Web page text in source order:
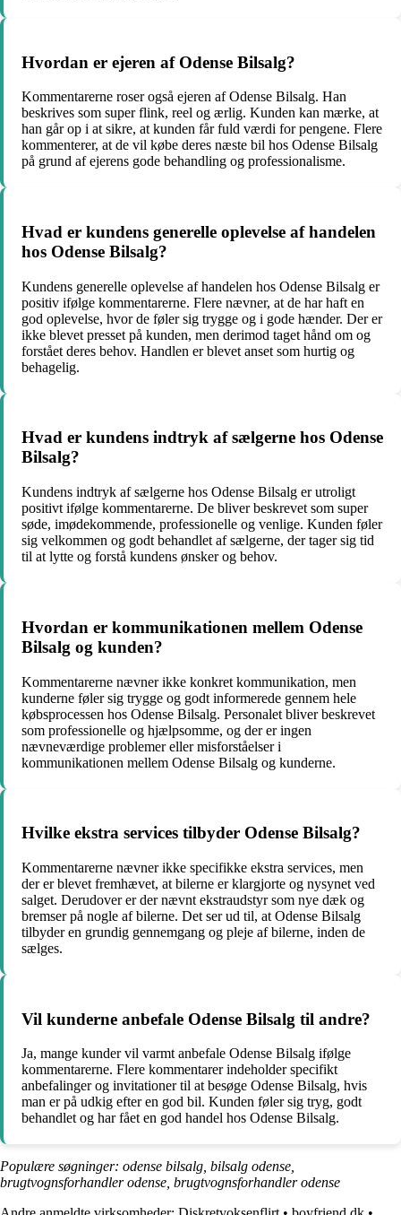
Hvordan er ejeren af Odense Bilsalg?
Kommentarerne roser også ejeren af Odense Bilsalg. Han
beskrives som super flink, reel og ærlig. Kunden kan mærke, at
han går op i at sikre, at kunden får fuld værdi for pengene. Flere
kommenterer, at de vil købe deres næste bil hos Odense Bilsalg
på grund af ejerens gode behandling og professionalisme.
Hvad er kundens generelle oplevelse af handelen
hos Odense Bilsalg?
Kundens generelle oplevelse af handelen hos Odense Bilsalg er
positiv ifølge kommentarerne. Flere nævner, at de har haft en
god oplevelse, hvor de føler sig trygge og i gode hænder. Der er
ikke blevet presset på kunden, men derimod taget hånd om og
forstået deres behov. Handlen er blevet anset som hurtig og
behagelig.
Hvad er kundens indtryk af sælgerne hos Odense
Bilsalg?
Kundens indtryk af sælgerne hos Odense Bilsalg er utroligt
positivt ifølge kommentarerne. De bliver beskrevet som super
søde, imødekommende, professionelle og venlige. Kunden føler
sig velkommen og godt behandlet af sælgerne, der tager sig tid
til at lytte og forstå kundens ønsker og behov.
Hvordan er kommunikationen mellem Odense
Bilsalg og kunden?
Kommentarerne nævner ikke konkret kommunikation, men
kunderne føler sig trygge og godt informerede gennem hele
købsprocessen hos Odense Bilsalg. Personalet bliver beskrevet
som professionelle og hjælpsomme, og der er ingen
nævneværdige problemer eller misforståelser i
kommunikationen mellem Odense Bilsalg og kunderne.
Hvilke ekstra services tilbyder Odense Bilsalg?
Kommentarerne nævner ikke specifikke ekstra services, men
der er blevet fremhævet, at bilerne er klargjorte og nysynet ved
salget. Derudover er der nævnt ekstraudstyr som nye dæk og
bremser på nogle af bilerne. Det ser ud til, at Odense Bilsalg
tilbyder en grundig gennemgang og pleje af bilerne, inden de
sælges.
Vil kunderne anbefale Odense Bilsalg til andre?
Ja, mange kunder vil varmt anbefale Odense Bilsalg ifølge
kommentarerne. Flere kommentarer indeholder specifikt
anbefalinger og invitationer til at besøge Odense Bilsalg, hvis
man er på udkig efter en god bil. Kunden føler sig tryg, godt
behandlet og har fået en god handel hos Odense Bilsalg.
Populære søgninger: odense bilsalg, bilsalg odense,
brugtvognsforhandler odense, brugtvognsforhandler odense